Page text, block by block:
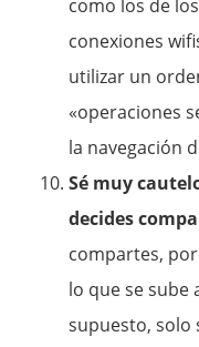
como los de
conexiones
utilizar un
«operaciones
la navegación
Sé muy
decides
compartes,
lo que se
supuesto, solo